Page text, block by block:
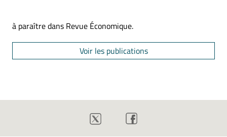
à paraître dans Revue Économique.
Voir les publications